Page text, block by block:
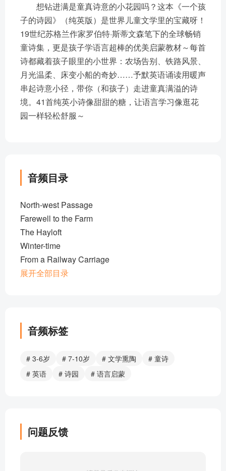
想钻进满是童真诗意的小花园吗？这本《一个孩
子的诗园》（纯英版）是世界儿童文学里的宝藏呀！
19世纪苏格兰作家罗伯特·斯蒂文森笔下的全球畅销
童诗集，更是孩子学语言超棒的优美启蒙教材～每首
诗都藏着孩子眼里的小世界：农场告别、铁路风景、
月光温柔、床变小船的奇妙……予默英语诵读用暖声
串起诗意小径，带你（和孩子）走进童真满溢的诗
境。41首纯英小诗像甜甜的糖，让语言学习像逛花
园一样轻松舒服～
音频目录
North-west Passage
Farewell to the Farm
The Hayloft
Winter-time
From a Railway Carriage
Fairy Bread
The Moon
My Bed Is a Boat
The Lamplighter
The Sun's Travels
The Wind
Happy Thought
展开全部目录
音频标签
# 3-6岁 # 7-10岁 # 文学熏陶
# 童诗
# 英语
# 诗园 # 语言启蒙
问题反馈